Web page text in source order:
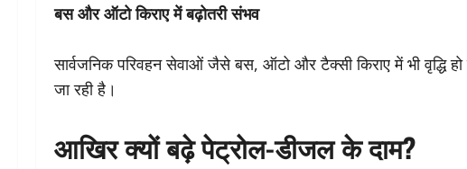
बस और ऑटो किराए में बढ़ोतरी संभव
सार्वजनिक परिवहन सेवाओं जैसे बस, ऑटो और टैक्सी किराए में भी
जा रही है।
आखिर क्यों बढ़े पेट्रोल-डीजल के दाम?